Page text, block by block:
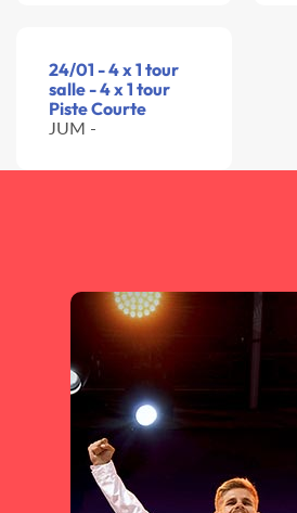
24/01 - 4 x 1 tour
salle - 4 x 1 tour
Piste Courte
JUM -